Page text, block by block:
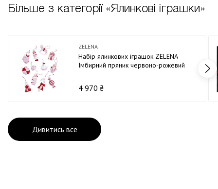
Більше з категорії «Ялинкові іграшки»
ZELENA
Набір ялинкових іграшок ZELENA
Імбирний пряник червоно-рожевий
4 970 ₴
Дивитись все